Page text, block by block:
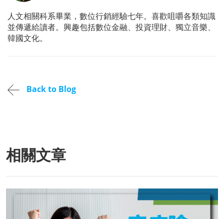
人文相關科系畢業，數位行銷經驗七年。喜歡咀嚼各類知識
並傳遞給讀者。興趣包括數位金融、投資理財、獨立音樂、
韓國文化。
Back to Blog
相關文章